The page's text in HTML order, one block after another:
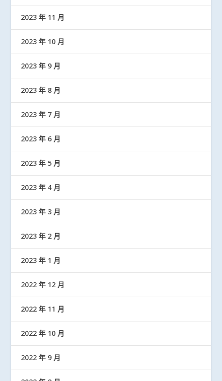
2023 年 11 月
2023 年 10 月
2023 年 9 月
2023 年 8 月
2023 年 7 月
2023 年 6 月
2023 年 5 月
2023 年 4 月
2023 年 3 月
2023 年 2 月
2023 年 1 月
2022 年 12 月
2022 年 11 月
2022 年 10 月
2022 年 9 月